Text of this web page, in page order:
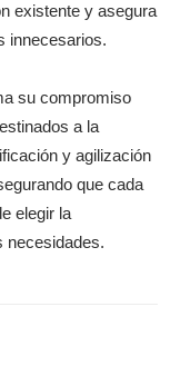
existente y asegura
innecesarios.
su compromiso
a la
y agilización
que cada
elegir la
necesidades.